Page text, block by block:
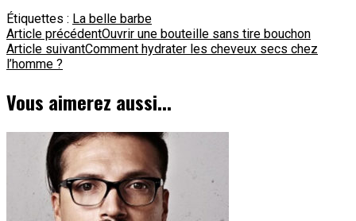
Étiquettes : La belle barbe
Navigation
d'article
Article précédentOuvrir une bouteille sans tire bouchon
Article suivantComment hydrater les cheveux secs chez
l’homme ?
Vous aimerez aussi...